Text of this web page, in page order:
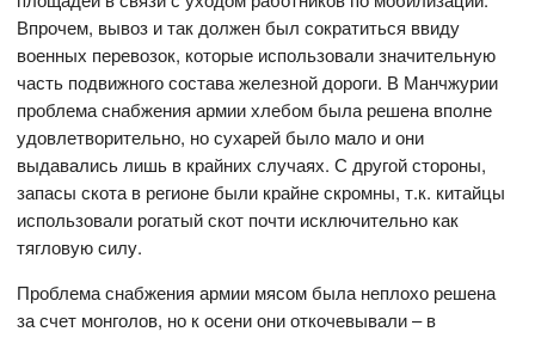
Впрочем, вывоз и так должен был сократиться ввиду
военных перевозок, которые использовали значительную
часть подвижного состава железной дороги. В Манчжурии
проблема снабжения армии хлебом была решена вполне
удовлетворительно, но сухарей было мало и они
выдавались лишь в крайних случаях. С другой стороны,
запасы скота в регионе были крайне скромны, т.к. китайцы
использовали рогатый скот почти исключительно как
тягловую силу.
Проблема снабжения армии мясом была неплохо решена
за счет монголов, но к осени они откочевывали – в